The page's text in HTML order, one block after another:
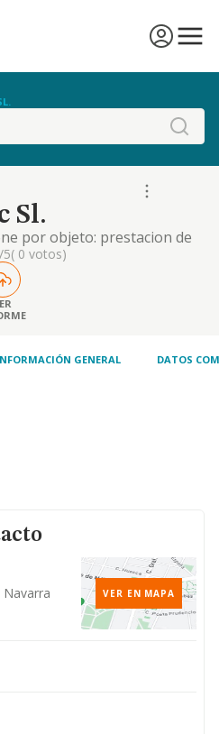
Sl.
por objeto: prestacion de
programacion de
desarrollo de
internet, formacion en
con las nuevas
/5( 0 votos)
GENERAL DATOS
VER EN MAPA